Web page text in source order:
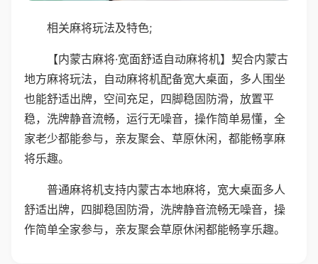
相关麻将玩法及特色;
【内蒙古麻将·宽面舒适自动麻将机】契合内蒙古
地方麻将玩法，自动麻将机配备宽大桌面，多人围坐
也能舒适出牌，空间充足，四脚稳固防滑，放置平
稳，洗牌静音流畅，运行无噪音，操作简单易懂，全
家老少都能参与，亲友聚会、草原休闲，都能畅享麻
将乐趣。
普通麻将机支持内蒙古本地麻将，宽大桌面多人
舒适出牌，四脚稳固防滑，洗牌静音流畅无噪音，操
作简单全家参与，亲友聚会草原休闲都能畅享乐趣。